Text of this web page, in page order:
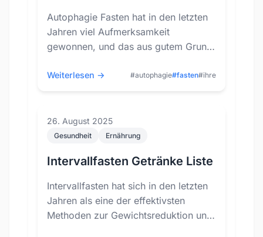
Autophagie Fasten hat in den letzten
Jahren viel Aufmerksamkeit
gewonnen, und das aus gutem Grund.
faszinierenden Prozess, be...
Weiterlesen → #autophagie#fasten#ihre
26. August 2025
Gesundheit Ernährung
Intervallfasten Getränke Liste
Intervallfasten hat sich in den letzten
Jahren als eine der effektivsten
Methoden zur Gewichtsreduktion und